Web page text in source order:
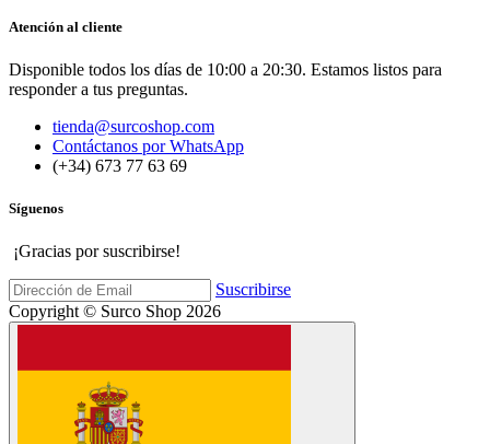
Atención al cliente
Disponible todos los días de 10:00 a 20:30. Estamos listos para
responder a tus preguntas.
tienda@surcoshop.com
Contáctanos por WhatsApp
(+34) 673 77 63 69
Síguenos
¡Gracias por suscribirse!
Suscribirse
Copyright © Surco Shop 2026